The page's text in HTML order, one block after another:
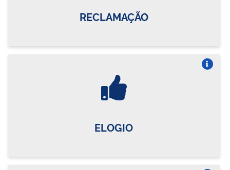
RECLAMAÇÃO
ELOGIO